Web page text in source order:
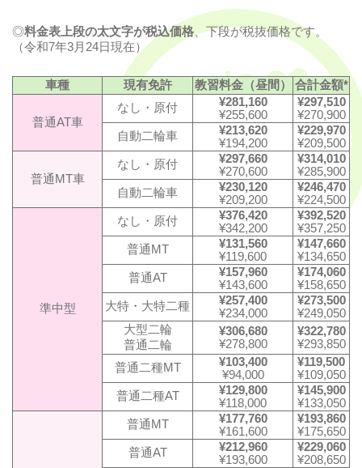
◎料金表上段の太文字が税込価格、下段が税抜価格です。
（令和7年3月24日現在）
車種 現有免許 教習料金（昼間） 合計金額*
普通AT車
なし・原付
¥281,160
¥255,600
¥297,510
¥270,900
自動二輪車
¥213,620
¥194,200
¥229,970
¥209,500
普通MT車
なし・原付
¥297,660
¥270,600
¥314,010
¥285,900
自動二輪車
¥230,120
¥209,200
¥246,470
¥224,500
準中型
なし・原付
¥376,420
¥342,200
¥392,520
¥357,250
普通MT
¥131,560
¥119,600
¥147,660
¥134,650
普通AT
¥157,960
¥143,600
¥174,060
¥158,650
大特・大特二種
¥257,400
¥234,000
¥273,500
¥249,050
大型二輪
普通二輪
¥306,680
¥278,800
¥322,780
¥293,850
普通二種MT
¥103,400
¥94,000
¥119,500
¥109,050
普通二種AT
¥129,800
¥118,000
¥145,900
¥133,050
普通MT
¥177,760
¥161,600
¥193,860
¥175,650
普通AT
¥212,960
¥193,600
¥229,060
¥208,650